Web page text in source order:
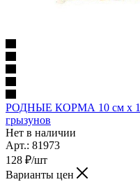
РОДНЫЕ КОРМА 10 см х
грызунов
Нет в наличии
Арт.: 81973
128 ₽/шт
Варианты цен